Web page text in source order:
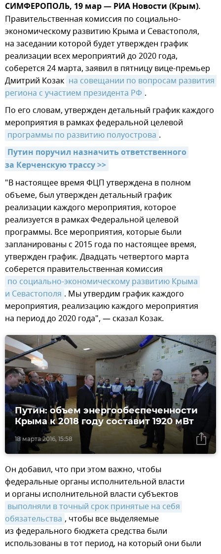
СИМФЕРОПОЛЬ, 19 мар — РИА Новости (Крым).
Правительственная комиссия по социально-
экономическому развитию Крыма и Севастополя,
на заседании которой будет утвержден график
реализации всех мероприятий до 2020 года,
соберется 24 марта, заявил в пятницу вице-премьер
Дмитрий Козак на совещании по вопросам развития
региона с участием президента РФ .
По его словам, утвержден детальный график каждого
мероприятия в рамках федеральной целевой
программы по развитию полуострова .
Путин поручил назначить ответственного
за Керченскую трассу >>
"В настоящее время ФЦП утверждена в полном
объеме, был утвержден детальный график
реализации каждого мероприятия, которое
реализуется в рамках Федеральной целевой
программы. Все мероприятия, которые были
запланированы с 2015 года по настоящее время,
утвержден график. Двадцать четвертого марта
соберется правительственная комиссия
по социально-экономическому развитию Крыма
и Севастополя . Мы утвердим график каждого
мероприятия, реализацию каждого мероприятия
на период до 2020 года", — сказал Козак.
18 марта 2016, 15:58
Путин: объем энергообеспеченности
Крыма к 2018 году составит 1920 мВт
Он добавил, что при этом важно, чтобы
федеральные органы исполнительной власти
и органы исполнительной власти субъектов
выполняли в точный срок принятые на себя
обязательства , чтобы все выделяемые
из федерального бюджета средства были
использованы в тот период, на который они были